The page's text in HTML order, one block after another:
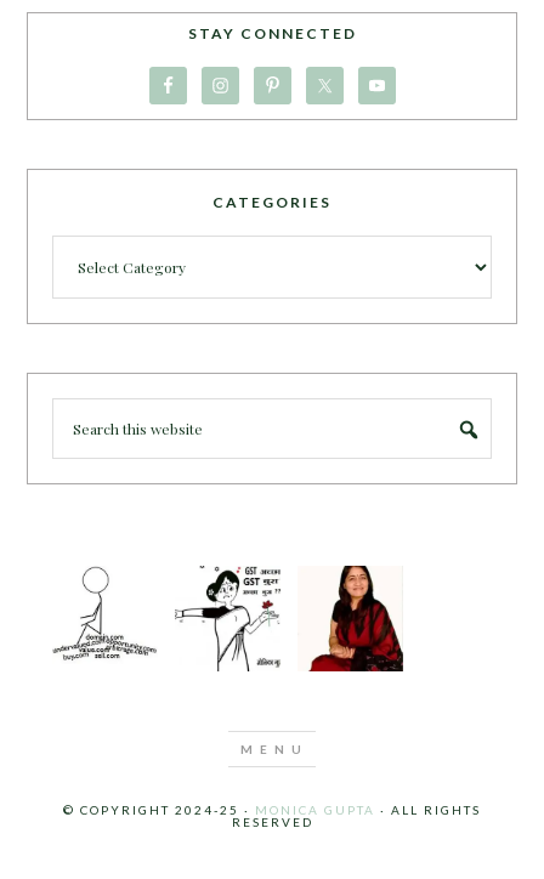
STAY CONNECTED
CATEGORIES
© COPYRIGHT 2024-25 · MONICA GUPTA · ALL RIGHTS
RESERVED